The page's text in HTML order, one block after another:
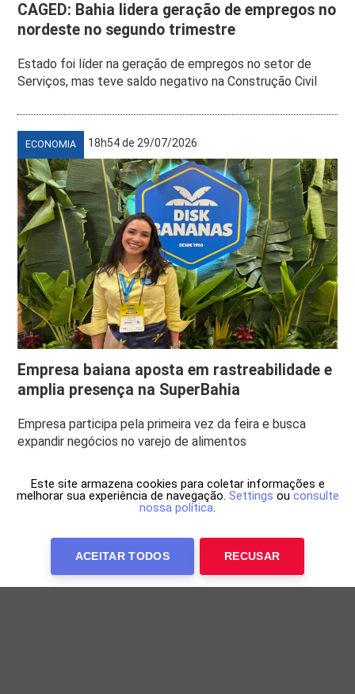
CAGED: Bahia lidera geração de empregos no
nordeste no segundo trimestre
Estado foi líder na geração de empregos no setor de
Serviços, mas teve saldo negativo na Construção Civil
ECONOMIA 18h54 de 29/07/2026
Empresa baiana aposta em rastreabilidade e
amplia presença na SuperBahia
Empresa participa pela primeira vez da feira e busca
expandir negócios no varejo de alimentos
Este site armazena cookies para coletar informações e
melhorar sua experiência de navegação. Settings ou consulte
nossa política.
ACEITAR TODOS RECUSAR